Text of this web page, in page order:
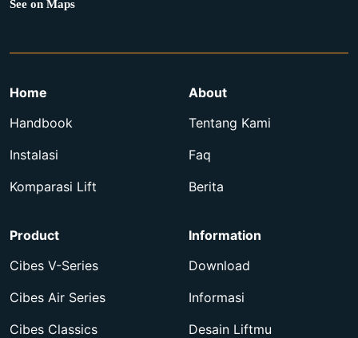
See on Maps
Home
Handbook
Instalasi
Komparasi Lift
About
Tentang Kami
Faq
Berita
Product
Cibes V-Series
Cibes Air Series
Cibes Classics
Information
Download
Informasi
Desain Liftmu